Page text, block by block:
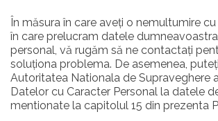
În măsura în care aveţi o nemultumire
în care prelucram datele
personal, vă rugăm să ne contactaţi
soluţiona problema. De asemenea,
Autoritatea Nationala de Supraveghere
Datelor cu Caracter Personal la datele
mentionate la capitolul 15 din prezenta